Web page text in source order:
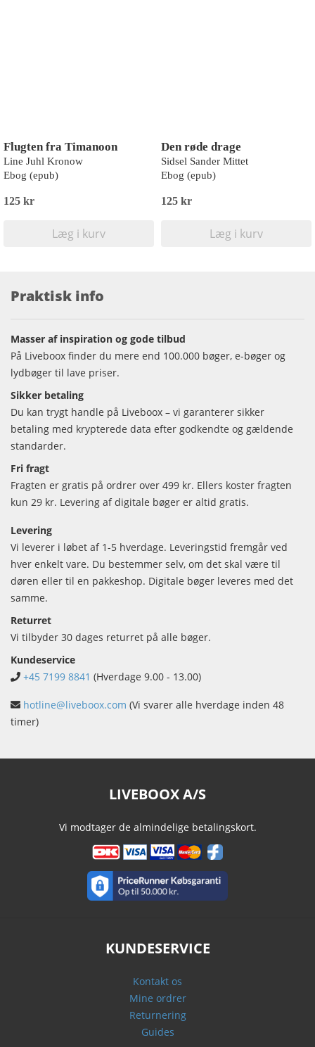
Flugten fra Timanoon
Line Juhl Kronow
Ebog (epub)
125 kr
Læg i kurv
Den røde drage
Sidsel Sander Mittet
Ebog (epub)
125 kr
Læg i kurv
Praktisk info
Masser af inspiration og gode tilbud
På Liveboox finder du mere end 100.000 bøger, e-bøger og
lydbøger til lave priser.
Sikker betaling
Du kan trygt handle på Liveboox – vi garanterer sikker
betaling med krypterede data efter godkendte og gældende
standarder.
Fri fragt
Fragten er gratis på ordrer over 499 kr. Ellers koster fragten
kun 29 kr. Levering af digitale bøger er altid gratis.
Levering
Vi leverer i løbet af 1-5 hverdage. Leveringstid fremgår ved
hver enkelt vare. Du bestemmer selv, om det skal være til
døren eller til en pakkeshop. Digitale bøger leveres med det
samme.
Returret
Vi tilbyder 30 dages returret på alle bøger.
Kundeservice
+45 7199 8841 (Hverdage 9.00 - 13.00)
hotline@liveboox.com (Vi svarer alle hverdage inden 48
timer)
LIVEBOOX A/S
Vi modtager de almindelige betalingskort.
KUNDESERVICE
Kontakt os
Mine ordrer
Returnering
Guides